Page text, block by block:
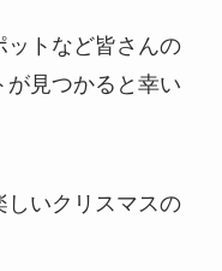
ットなど皆さんの
が見つかると幸い
しいクリスマスの